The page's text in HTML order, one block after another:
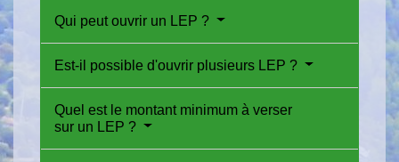
Qui peut ouvrir un LEP ?
Est-il possible d'ouvrir plusieurs LEP ?
Quel est le montant minimum à verser
sur un LEP ?